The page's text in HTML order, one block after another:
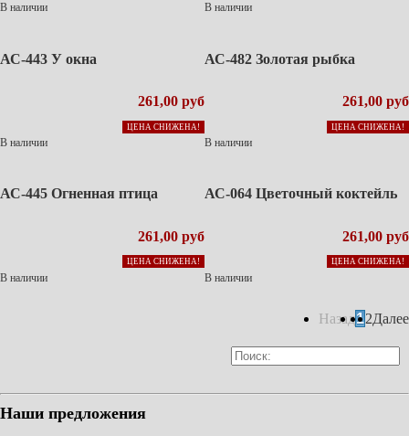
В наличии В наличии
АС-443 У окна
261,00 руб
ЦЕНА СНИЖЕНА!
В наличии
АС-482 Золотая рыбка
261,00 руб
ЦЕНА СНИЖЕНА!
В наличии
АС-445 Огненная птица
261,00 руб
ЦЕНА СНИЖЕНА!
В наличии
АС-064 Цветочный коктейль
261,00 руб
ЦЕНА СНИЖЕНА!
В наличии
Назад12Далее
Наши предложения